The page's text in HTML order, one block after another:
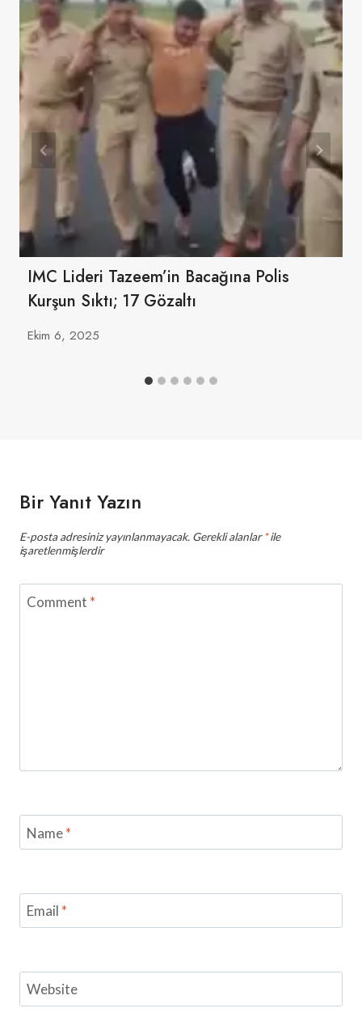
IMC Lideri Tazeem’in Bacağına Polis
Kurşun Sıktı; 17 Gözaltı
Ekim 6, 2025
Bir Yanıt Yazın
E-posta adresiniz yayınlanmayacak. Gerekli alanlar*ile
işaretlenmişlerdir
Comment *
Name*
Email *
Website